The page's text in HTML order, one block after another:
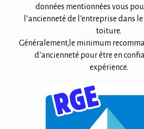
données mentionnées vous
l’ancienneté de l’entreprise dans
toiture.
Généralement,le minimum
d’ancienneté pour être en
expérience.